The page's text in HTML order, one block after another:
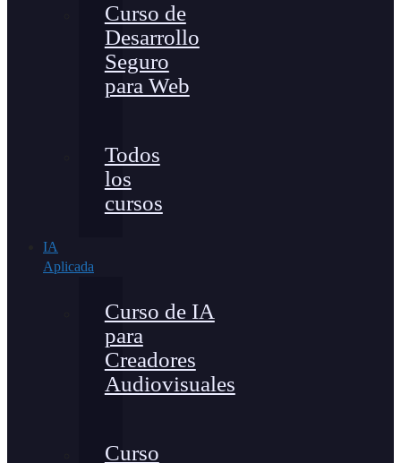
Curso de
Desarrollo
Seguro
para Web
Todos
los
cursos
IA
Aplicada
Curso de IA
para
Creadores
Audiovisuales
Curso